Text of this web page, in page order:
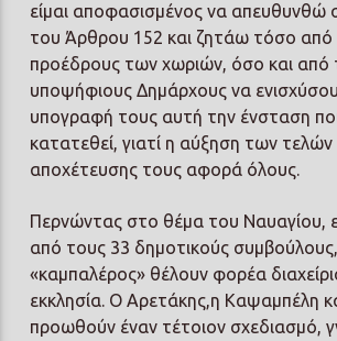
είμαι αποφασισμένος να απευθυνθώ
του Άρθρου 152 και ζητάω τόσο από
προέδρους των χωριών, όσο και από
υποψήφιους Δημάρχους να
υπογραφή τους αυτή την ένσταση
κατατεθεί, γιατί η αύξηση των
αποχέτευσης τους αφορά όλους.
Περνώντας στο θέμα του Ναυαγίου,
από τους 33 δημοτικούς
«καμπαλέρος» θέλουν φορέα
εκκλησία. Ο Αρετάκης,η Καψαμπέλη
προωθούν έναν τέτοιον σχεδιασμό,